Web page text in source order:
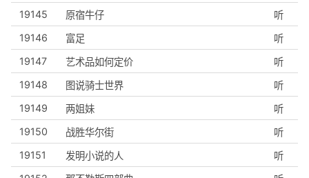
19145
原宿牛仔
听
19146
富足
听
19147
艺术品如何定价
听
19148
图说骑士世界
听
19149
两姐妹
听
19150
战胜华尔街
听
19151
发明小说的人
听